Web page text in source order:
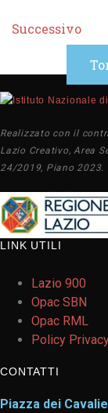
Successivo
Realizzato con il
Lazio Creativo, Area
24/2019, Piano 2023.
LINK UTILI
Lazio 900
Opac SBN
Opac RML
Policy
CONTATTI
Piazza dei